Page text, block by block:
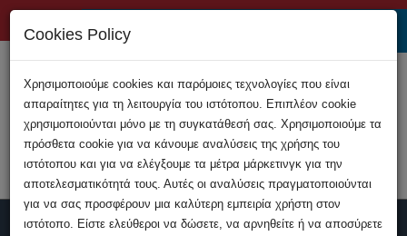
Cookies Policy
Χρησιμοποιούμε cookies και παρόμοιες τεχνολογίες που είναι
απαραίτητες για τη λειτουργία του ιστότοπου. Επιπλέον cookie
χρησιμοποιούνται μόνο με τη συγκατάθεσή σας. Χρησιμοποιούμε τα
πρόσθετα cookie για να κάνουμε αναλύσεις της χρήσης του
ιστότοπου και για να ελέγξουμε τα μέτρα μάρκετινγκ για την
αποτελεσματικότητά τους. Αυτές οι αναλύσεις πραγματοποιούνται
για να σας προσφέρουν μια καλύτερη εμπειρία χρήστη στον
ιστότοπο. Είστε ελεύθεροι να δώσετε, να αρνηθείτε ή να αποσύρετε